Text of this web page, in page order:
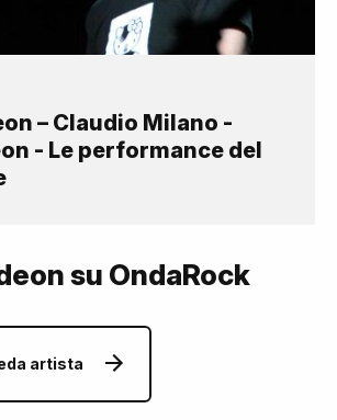
– Claudio Milano -
- Le performance del
su OndaRock
artista